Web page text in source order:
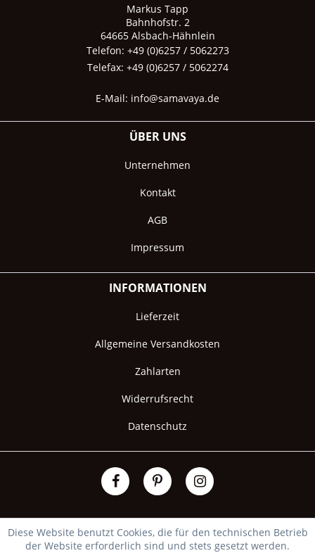
Markus Tapp
Bahnhofstr. 2
64665 Alsbach-Hähnlein
Telefon: +49 (0)6257 / 5062273
Telefax: +49 (0)6257 / 5062274
E-Mail: info@samavaya.de
ÜBER UNS
Unternehmen
Kontakt
AGB
Impressum
INFORMATIONEN
Lieferzeit
Allgemeine Versandkosten
Zahlarten
Widerrufsrecht
Datenschutz
Diese Website benutzt Cookies, die für den technischen Betrieb
der Website erforderlich sind und stets gesetzt werden.